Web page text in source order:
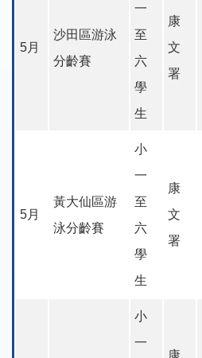
5月
沙田區游泳
分齡賽
一
至
六
學
生
康
文
署
5月
黃大仙區游
泳分齡賽
小
一
至
六
學
生
康
文
署
小
一
康